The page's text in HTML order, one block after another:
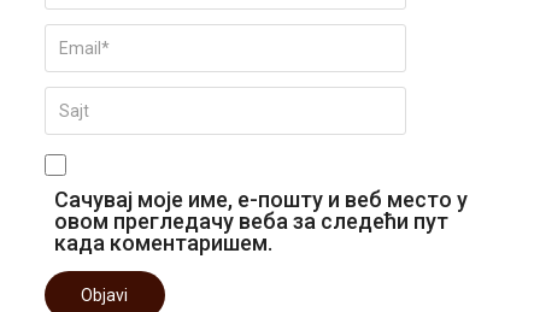
Сачувај моје име, е-пошту и веб место у
овом прегледачу веба за следећи пут
када коментаришем.